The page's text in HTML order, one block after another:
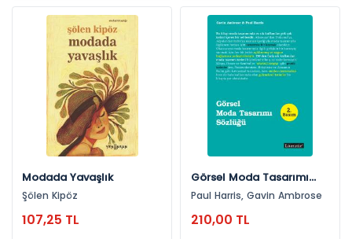
2017 (1)
2020 (1)
2012 (1)
2016 (1)
2021 (1)
Modada Yavaşlık
Şölen Kipöz
107,25 TL
Görsel Moda Tasarımı
Sözlüğü
Paul Harris, Gavin Ambrose
210,00 TL